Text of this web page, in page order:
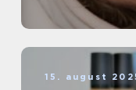
15. august